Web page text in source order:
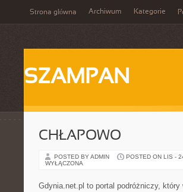
Strona główna Archiwum Kategorie
SZAMPAN
CHŁAPOWO
POSTED BY ADMIN POSTED ON LIS -
WYŁĄCZONA
Gdynia.net.pl to portal podróżniczy,